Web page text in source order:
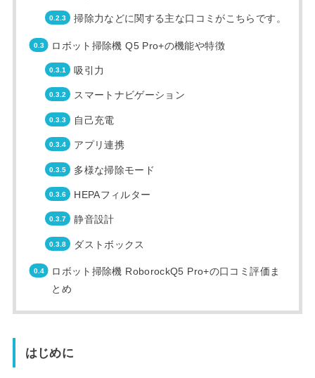
掃除力などに関する主な口コミがこちらです。
ロボット掃除機 Q5 Pro+の機能や特徴
吸引力
スマートナビゲーション
自己充電
アプリ連携
多様な掃除モード
HEPAフィルター
静音設計
ダストボックス
ロボット掃除機 RoborockQ5 Pro+の口コミ評価ま
とめ
はじめに